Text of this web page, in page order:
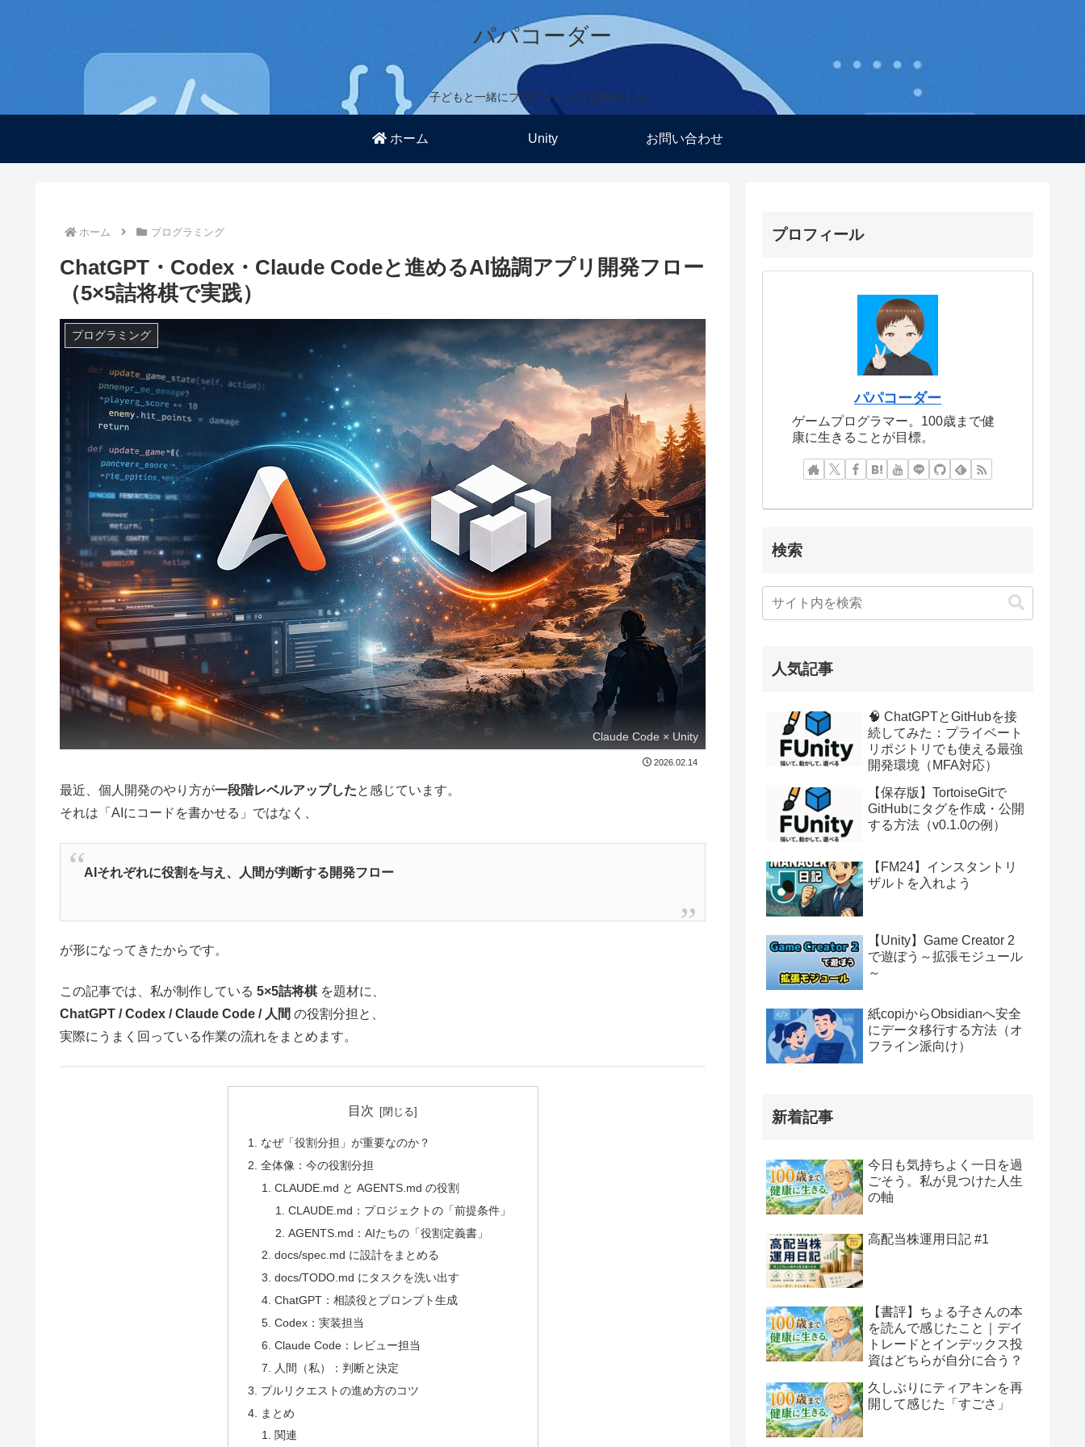
パパコーダー
子どもと一緒にプログラミングを始めよう！
ホーム Unity お問い合わせ
ホーム プログラミング
ChatGPT・Codex・Claude Codeと進めるAI協調アプリ開発フロー
（5×5詰将棋で実践）
プログラミング
Claude Code × Unity
2026.02.14
最近、個人開発のやり方が一段階レベルアップしたと感じています。
それは「AIにコードを書かせる」ではなく、
AIそれぞれに役割を与え、人間が判断する開発フロー
が形になってきたからです。
この記事では、私が制作している 5×5詰将棋 を題材に、
ChatGPT / Codex / Claude Code / 人間 の役割分担と、
実際にうまく回っている作業の流れをまとめます。
目次
なぜ「役割分担」が重要なのか？
全体像：今の役割分担
CLAUDE.md と AGENTS.md の役割
CLAUDE.md：プロジェクトの「前提条件」
AGENTS.md：AIたちの「役割定義書」
docs/spec.md に設計をまとめる
docs/TODO.md にタスクを洗い出す
ChatGPT：相談役とプロンプト生成
Codex：実装担当
Claude Code：レビュー担当
人間（私）：判断と決定
プルリクエストの進め方のコツ
まとめ
関連
プロフィール
パパコーダー
ゲームプログラマー。100歳まで健
康に生きることが目標。
検索
人気記事
🧠 ChatGPTとGitHubを接
続してみた：プライベート
リポジトリでも使える最強
開発環境（MFA対応）
【保存版】TortoiseGitで
GitHubにタグを作成・公開
する方法（v0.1.0の例）
【FM24】インスタントリ
ザルトを入れよう
【Unity】Game Creator 2
で遊ぼう～拡張モジュール
～
紙copiからObsidianへ安全
にデータ移行する方法（オ
フライン派向け）
新着記事
今日も気持ちよく一日を過
ごそう。私が見つけた人生
の軸
高配当株運用日記 #1
【書評】ちょる子さんの本
を読んで感じたこと｜デイ
トレードとインデックス投
資はどちらが自分に合う？
久しぶりにティアキンを再
開して感じた「すごさ」